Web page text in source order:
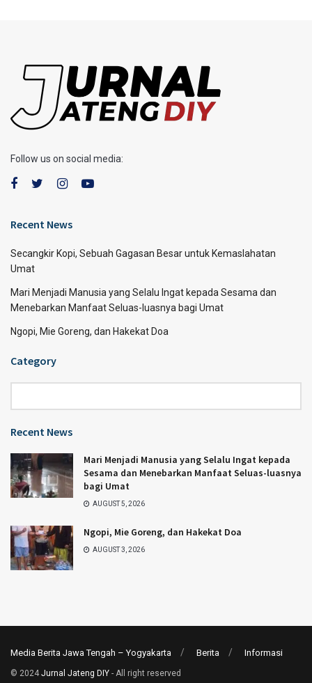
Follow us on social media:
Recent News
Secangkir Kopi, Sebuah Gagasan Besar untuk Kemaslahatan
Umat
Mari Menjadi Manusia yang Selalu Ingat kepada Sesama dan
Menebarkan Manfaat Seluas-luasnya bagi Umat
Ngopi, Mie Goreng, dan Hakekat Doa
Category
Recent News
Mari Menjadi Manusia yang Selalu Ingat kepada
Sesama dan Menebarkan Manfaat Seluas-luasnya
bagi Umat
AUGUST 5, 2026
Ngopi, Mie Goreng, dan Hakekat Doa
AUGUST 3, 2026
Media Berita Jawa Tengah – Yogyakarta Berita Informasi
© 2024 Jurnal Jateng DIY - All right reserved